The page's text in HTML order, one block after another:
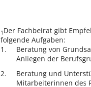
1 Der Fachbeirat gibt
folgende Aufgaben:
Beratung von
Anliegen der
Beratung und
Mitarbeiterinnen des